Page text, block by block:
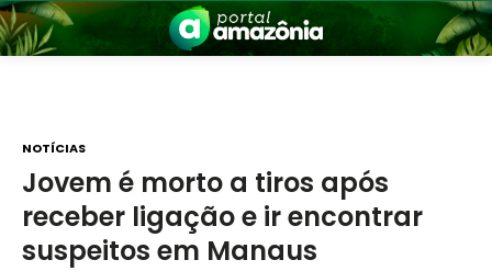
NOTÍCIAS
Jovem é morto a tiros após
receber ligação e ir encontrar
suspeitos em Manaus